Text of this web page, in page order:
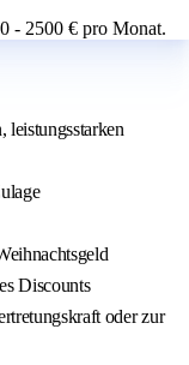
- 2500 € pro Monat.
leistungsstarken
Discounts
oder zur